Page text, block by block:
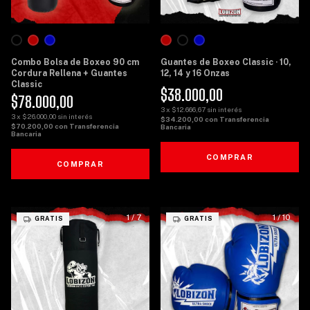
Combo Bolsa de Boxeo 90 cm
Cordura Rellena + Guantes
Classic
$78.000,00
3x $26.000,00 sin interés
$70.200,00 con Transferencia
Bancaria
COMPRAR
Guantes de Boxeo Classic · 10,
12, 14 y 16 Onzas
$38.000,00
3x $12.666,67 sin interés
$34.200,00 con Transferencia
Bancaria
COMPRAR
1/7
GRATIS 1/10
GRATIS